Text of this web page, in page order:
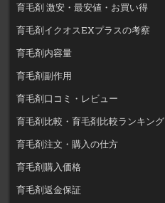
育毛剤 激安・最安値・お買い得
育毛剤イクオスEXプラスの考察
育毛剤内容量
育毛剤副作用
育毛剤口コミ・レビュー
育毛剤比較・育毛剤比較ランキング
育毛剤注文・購入の仕方
育毛剤購入価格
育毛剤返金保証